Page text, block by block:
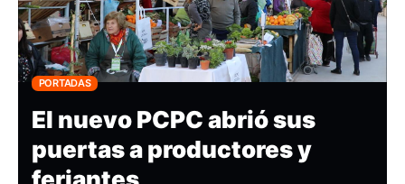
PORTADAS
El nuevo PCPC abrió sus
puertas a productores y